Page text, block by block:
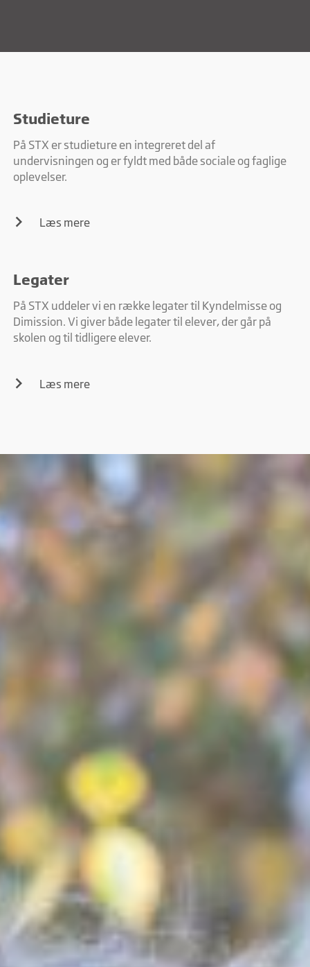
Studieture
På STX er studieture en integreret del af
undervisningen og er fyldt med både sociale og faglige
oplevelser.
Læs mere
Legater
På STX uddeler vi en række legater til Kyndelmisse og
Dimission. Vi giver både legater til elever, der går på
skolen og til tidligere elever.
Læs mere